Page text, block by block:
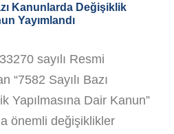
Kanunlarda Değişiklik
Yayımlandı
sayılı Resmi
“7582 Sayılı Bazı
Yapılmasına Dair Kanun”
önemli değişiklikler